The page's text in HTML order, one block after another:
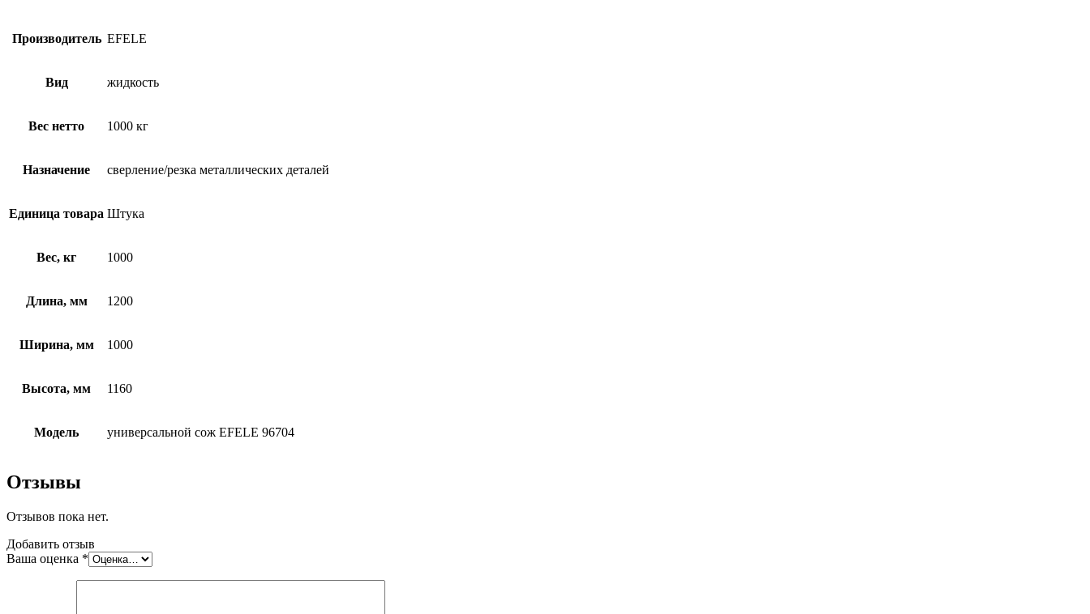
Производитель EFELE
Вид жидкость
Вес нетто 1000 кг
Назначение сверление/резка металлических деталей
Единица товара Штука
Вес, кг 1000
Длина, мм 1200
Ширина, мм 1000
Высота, мм 1160
Модель универсальной сож EFELE 96704
Отзывы
Отзывов пока нет.
Добавить отзыв
Ваша оценка *